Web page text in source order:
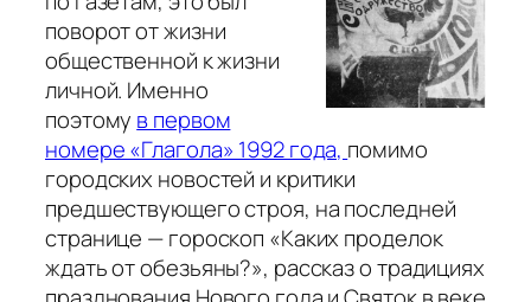
поворот от жизни
общественной к жизни
личной. Именно
поэтому в первом
номере «Глагола» 1992 года, помимо
городских новостей и критики
предшествующего строя, на последней
странице — гороскоп «Каких проделок
ждать от обезьяны?», рассказ о традициях